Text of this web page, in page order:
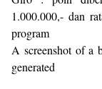
1.000.000,- dan
program
A screenshot of a
generated